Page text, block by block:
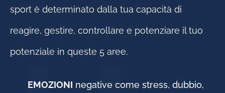
sport è determinato dalla tua capacità di
reagire, gestire, controllare e potenziare il tuo
potenziale in queste 5 aree.
EMOZIONI negative come stress, dubbio,